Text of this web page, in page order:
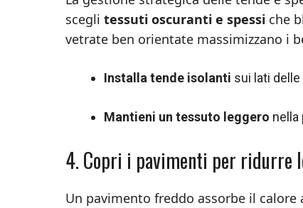
scegli tessuti oscuranti e spessi che
vetrate ben orientate massimizzano i
Installa tende isolanti sui lati
Mantieni un tessuto leggero nella
4. Copri i pavimenti per ridurre
Un pavimento freddo assorbe il